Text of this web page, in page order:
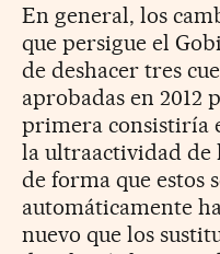
En general, los
que persigue el
de deshacer tres
aprobadas en 2012
primera consistiría
la ultraactividad de
de forma que estos
automáticamente
nuevo que los